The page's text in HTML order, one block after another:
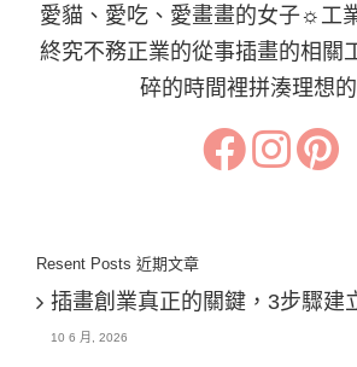
愛貓、愛吃、愛畫畫的女子☼工
終究不務正業的從事插畫的相關
碎的時間裡拼湊理想
Resent Posts 近期文章
插畫創業真正的關鍵，3步驟建
10 6 月, 2026